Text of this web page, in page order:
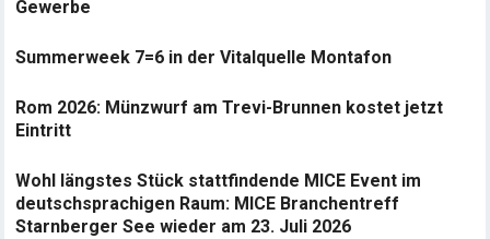
Gewerbe
Summerweek 7=6 in der Vitalquelle Montafon
Rom 2026: Münzwurf am Trevi-Brunnen kostet jetzt
Eintritt
Wohl längstes Stück stattfindende MICE Event im
deutschsprachigen Raum: MICE Branchentreff
Starnberger See wieder am 23. Juli 2026